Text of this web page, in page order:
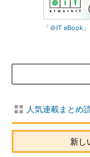
「＠IT eBook
人気連載まとめ
新し